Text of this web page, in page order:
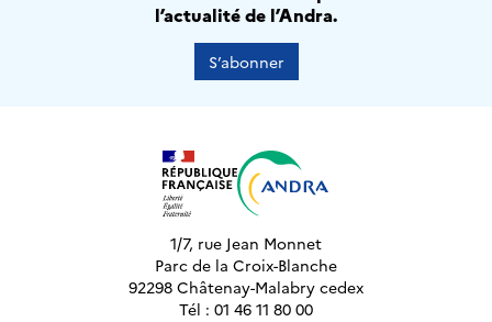
l’actualité de l’Andra.
S’abonner
1/7, rue Jean Monnet
Parc de la Croix-Blanche
92298 Châtenay-Malabry cedex
Tél : 01 46 11 80 00